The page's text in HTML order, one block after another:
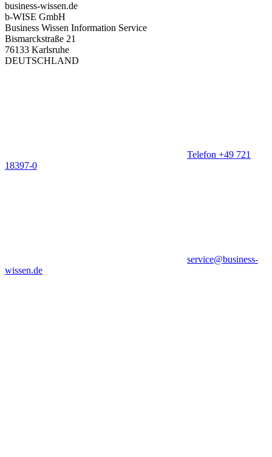
business-wissen.de
b-WISE GmbH
Business Wissen Information Service
Bismarckstraße 21
76133 Karlsruhe
DEUTSCHLAND
Telefon +49 721
18397-0
service@business-
wissen.de